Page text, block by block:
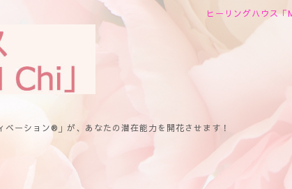
ヒーリングハウス
ーション®」が、あなたの潜在能力を開花させます！